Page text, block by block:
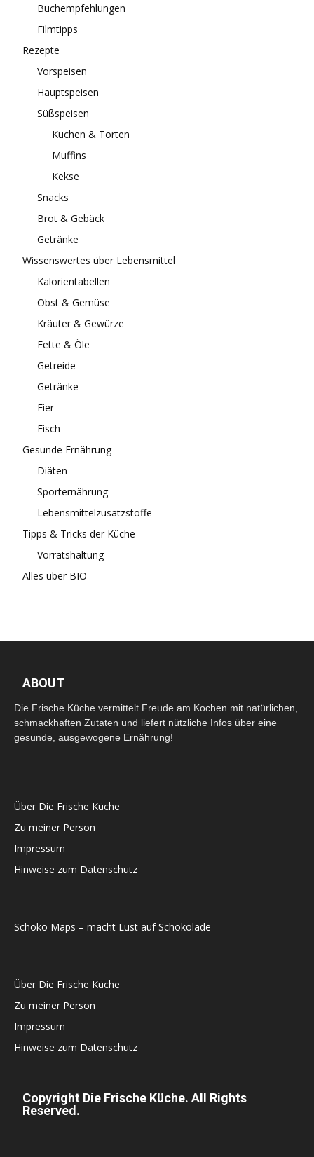
Buchempfehlungen
Filmtipps
Rezepte
Vorspeisen
Hauptspeisen
Süßspeisen
Kuchen & Torten
Muffins
Kekse
Snacks
Brot & Gebäck
Getränke
Wissenswertes über Lebensmittel
Kalorientabellen
Obst & Gemüse
Kräuter & Gewürze
Fette & Öle
Getreide
Getränke
Eier
Fisch
Gesunde Ernährung
Diäten
Sporternährung
Lebensmittelzusatzstoffe
Tipps & Tricks der Küche
Vorratshaltung
Alles über BIO
ABOUT
Die Frische Küche vermittelt Freude am Kochen mit natürlichen,
schmackhaften Zutaten und liefert nützliche Infos über eine
gesunde, ausgewogene Ernährung!
Über Die Frische Küche
Zu meiner Person
Impressum
Hinweise zum Datenschutz
Schoko Maps – macht Lust auf Schokolade
Über Die Frische Küche
Zu meiner Person
Impressum
Hinweise zum Datenschutz
Copyright Die Frische Küche. All Rights
Reserved.